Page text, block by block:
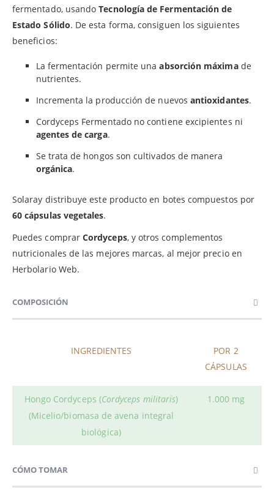
fermentado, usandoTecnología de Fermentación de
Estado Sólido. De esta forma, consiguen los siguientes
beneficios:
La fermentación permite unaabsorción máximade
nutrientes.
Incrementa la producción de nuevos antioxidantes.
Cordyceps Fermentado no contiene excipientes ni
agentes de carga.
Se trata de hongos son cultivados de manera
orgánica.
Solaray distribuye este producto en botes compuestos por
60 cápsulas vegetales.
Puedes comprarCordyceps, y otros complementos
nutricionales de las mejores marcas, al mejor precio en
Herbolario Web.
COMPOSICIÓN
INGREDIENTES
POR 2
CÁPSULAS
Hongo Cordyceps (Cordyceps militaris)
(Micelio/biomasa de avena integral
biológica)
1.000 mg
CÓMO TOMAR